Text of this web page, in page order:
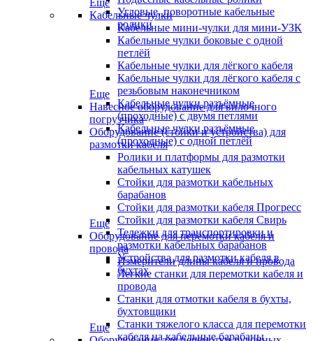
Угловые, поворотные кабельные
ролики
Еще
Кабельные чулки
Кабельные мини-чулки для мини-УЗК
Кабельные чулки боковые с одной
петлёй
Кабельные чулки для лёгкого кабеля
Кабельные чулки для лёгкого кабеля с
резьбовым наконечником
Кабельные чулки разъёмные
(проходные) с двумя петлями
Кабельные чулки разъёмные
(проходные) с одной петлёй
Еще
Навесное оборудование для вилочного
погрузчика
Оборудование (стойки и устройства) для
размотки кабеля
Ролики и платформы для размотки
кабельных катушек
Стойки для размотки кабельных
барабанов
Стойки для размотки кабеля Прогресс
Стойки для размотки кабеля Свирь
Тележки для транспортировки и
размотки кабельных барабанов
Устройства для размотки кабеля в
бухтах
Еще
Оборудование для перемотки кабеля и
провода
Измерители длины кабеля и провода
Легкие станки для перемотки кабеля и
провода
Станки для отмотки кабеля в бухты,
бухтовщики
Станки тяжелого класса для перемотки
кабеля на кабельные барабаны
Еще